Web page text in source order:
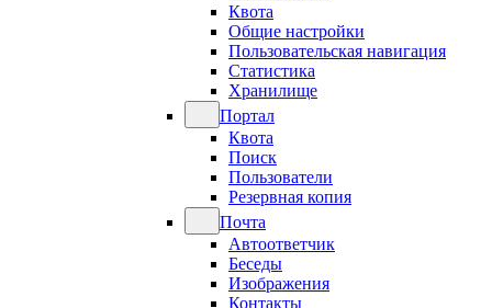
Квота
Общие настройки
Пользовательская навигация
Статистика
Хранилище
Портал
Квота
Поиск
Пользователи
Резервная копия
Почта
Автоответчик
Беседы
Изображения
Контакты